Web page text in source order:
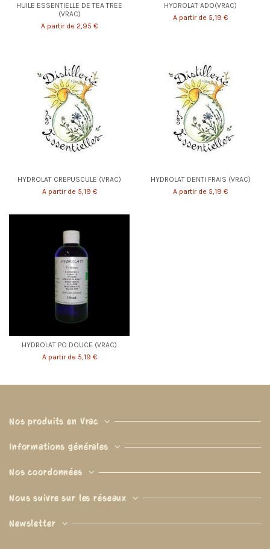
HUILE ESSENTIELLE DE TEA TREE
(VRAC)
A partir de 2,95 €
HYDROLAT ADO(VRAC)
A partir de 5,19 €
HYDROLAT CREPUSCULE (VRAC)
A partir de 5,19 €
HYDROLAT DENTI FRAIS (VRAC)
A partir de 5,19 €
HYDROLAT PO DOUCE (VRAC)
A partir de 5,19 €
Nos produits en Vrac
Informations générales
Nos coordonnées
Nous suivre sur les réseaux
Newsletter